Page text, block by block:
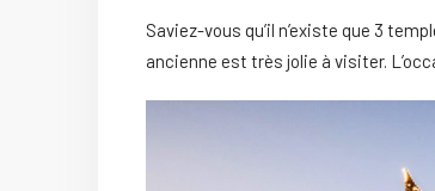
Saviez-vous qu’il n’existe que 3
ancienne est très jolie à visiter.